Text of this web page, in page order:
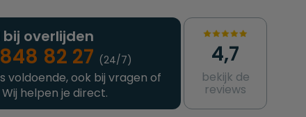
bij overlijden
82 27 (24/7)
voldoende, ook bij vragen of
helpen je direct.
4,7
bekijk de
reviews